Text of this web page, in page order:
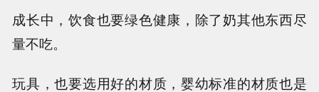
成长中，饮食也要绿色健康，除了奶其他东西尽
量不吃。
玩具，也要选用好的材质，婴幼标准的材质也是